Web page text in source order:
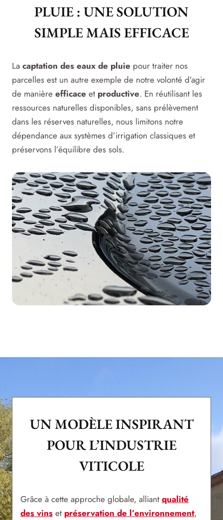
PLUIE : UNE SOLUTION
SIMPLE MAIS EFFICACE
La captation des eaux de pluie pour traiter nos
parcelles est un autre exemple de notre volonté d’agir
de manière efficace et productive. En réutilisant les
ressources naturelles disponibles, sans prélèvement
dans les réserves naturelles, nous limitons notre
dépendance aux systèmes d’irrigation classiques et
préservons l’équilibre des sols.
UN MODÈLE INSPIRANT
POUR L’INDUSTRIE
VITICOLE
Grâce à cette approche globale, alliant qualité
des vins et préservation de l’environnement,